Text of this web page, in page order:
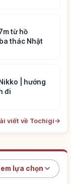
từ hồ
thác Nhật
| hướng
đi
viết về Tochigi→
lựa chọn